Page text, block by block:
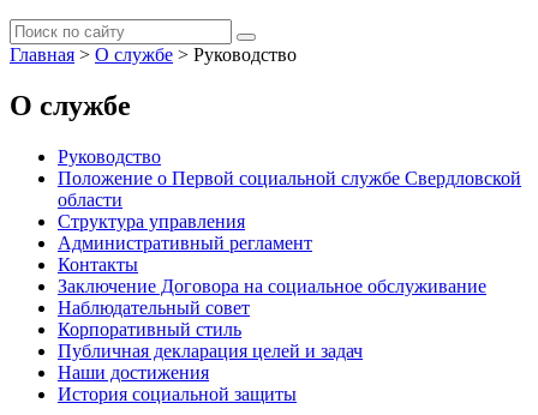
Главная > О службе > Руководство
О службе
Руководство
Положение о Первой социальной службе Свердловской
области
Структура управления
Административный регламент
Контакты
Заключение Договора на социальное обслуживание
Наблюдательный совет
Корпоративный стиль
Публичная декларация целей и задач
Наши достижения
История социальной защиты